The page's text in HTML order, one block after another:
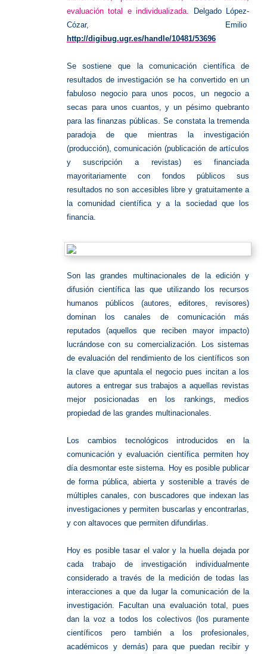
evaluación total e individualizada.
Delgado López-
Cózar, Emilio
http://digibug.ugr.es/handle/10481/53696
Se sostiene que la comunicación científica de
resultados de investigación se ha convertido en un
fabuloso negocio para unos pocos, un negocio a
secas para unos cuantos, y un pésimo quebranto
para las finanzas públicas. Se constata la tremenda
paradoja de que mientras la investigación
(producción), comunicación (publicación de artículos
y suscripción a revistas) es financiada
mayoritariamente con fondos públicos sus
resultados no son accesibles libre y gratuitamente a
la comunidad científica y a la sociedad que los
financia.
Son las grandes multinacionales de la edición y
difusión científica las que utilizando los recursos
humanos públicos (autores, editores, revisores)
dominan los canales de comunicación más
reputados (aquellos que reciben mayor impacto)
lucrándose con su comercialización. Los sistemas
de evaluación del rendimiento de los científicos son
la clave que apuntala el negocio pues incitan a los
autores a entregar sus trabajos a aquellas revistas
mejor posicionadas en los rankings, medios
propiedad de las grandes multinacionales.
Los cambios tecnológicos introducidos en la
comunicación y evaluación científica permiten hoy
día desmontar este sistema. Hoy es posible publicar
de forma pública, abierta y sostenible a través de
múltiples canales, con buscadores que indexan las
investigaciones y permiten buscarlas y encontrarlas,
y con altavoces que permiten difundirlas.
Hoy es posible tasar el valor y la huella dejada por
cada trabajo de investigación individualmente
considerado a través de la medición de todas las
interacciones a que da lugar la comunicación de la
investigación. Facultan una evaluación total, pues
dan la voz a todos los colectivos (los puramente
científicos pero también a los profesionales,
académicos y demás) para que puedan recibir y